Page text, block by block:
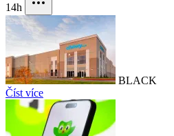
14h
BLACK
Číst více